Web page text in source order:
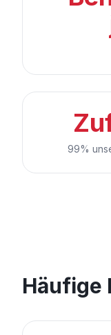
99%
Häufige